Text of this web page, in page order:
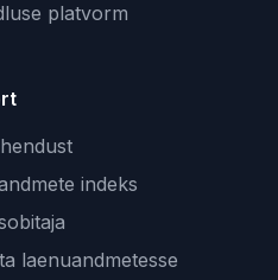
platvorm
indeks
laenuandmetesse